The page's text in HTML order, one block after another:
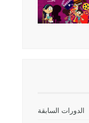
الدورات السابقة